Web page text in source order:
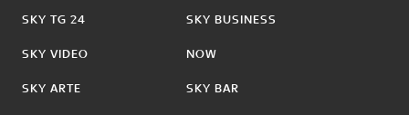
SKY TG 24
SKY VIDEO
SKY ARTE
SKY BUSINESS
NOW
SKY BAR